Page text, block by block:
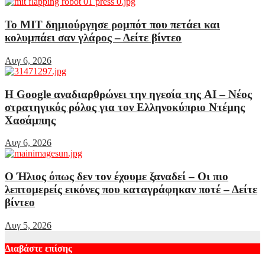
Το MIT δημιούργησε ρομπότ που πετάει και
κολυμπάει σαν γλάρος – Δείτε βίντεο
Αυγ 6, 2026
Η Google αναδιαρθρώνει την ηγεσία της AI – Νέος
στρατηγικός ρόλος για τον Ελληνοκύπριο Ντέμης
Χασάμπης
Αυγ 6, 2026
Ο Ήλιος όπως δεν τον έχουμε ξαναδεί – Οι πιο
λεπτομερείς εικόνες που καταγράφηκαν ποτέ – Δείτε
βίντεο
Αυγ 5, 2026
Διαβάστε επίσης